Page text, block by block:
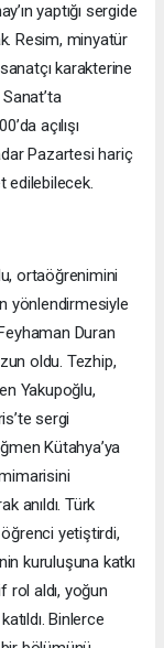
yaptığı sergide
Resim, minyatür
karakterine
açılışı
Pazartesi hariç
edilebilecek.
ortaöğrenimini
yönlendirmesiyle
Duran
oldu. Tezhip,
Yakupoğlu,
sergi
Kütahya’ya
anıldı. Türk
yetiştirdi,
kuruluşuna katkı
rol aldı, yoğun
Binlerce